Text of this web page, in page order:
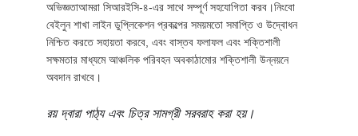
অভিজ্ঞতাআমরা সিআরইসি-৪-এর সাথে সম্পূর্ণ সহযোগিতা করব।নিংবো
বেইলুন শাখা লাইন ডুপ্লিকেশন প্রকল্পের সময়মতো সমাপ্তি ও উদ্বোধন
নিশ্চিত করতে সহায়তা করবে, এবং বাস্তব ফলাফল এবং শক্তিশালী
সক্ষমতার মাধ্যমে আঞ্চলিক পরিবহন অবকাঠামোর শক্তিশালী উন্নয়নে
অবদান রাখবে।
রয় দ্বারা পাঠ্য এবং চিত্র সামগ্রী সরবরাহ করা হয়।